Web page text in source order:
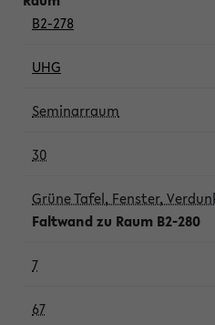
B2-278
UHG
Seminarraum
30
Grüne Tafel, Fenster,
Faltwand zu Raum B2-280
7
67